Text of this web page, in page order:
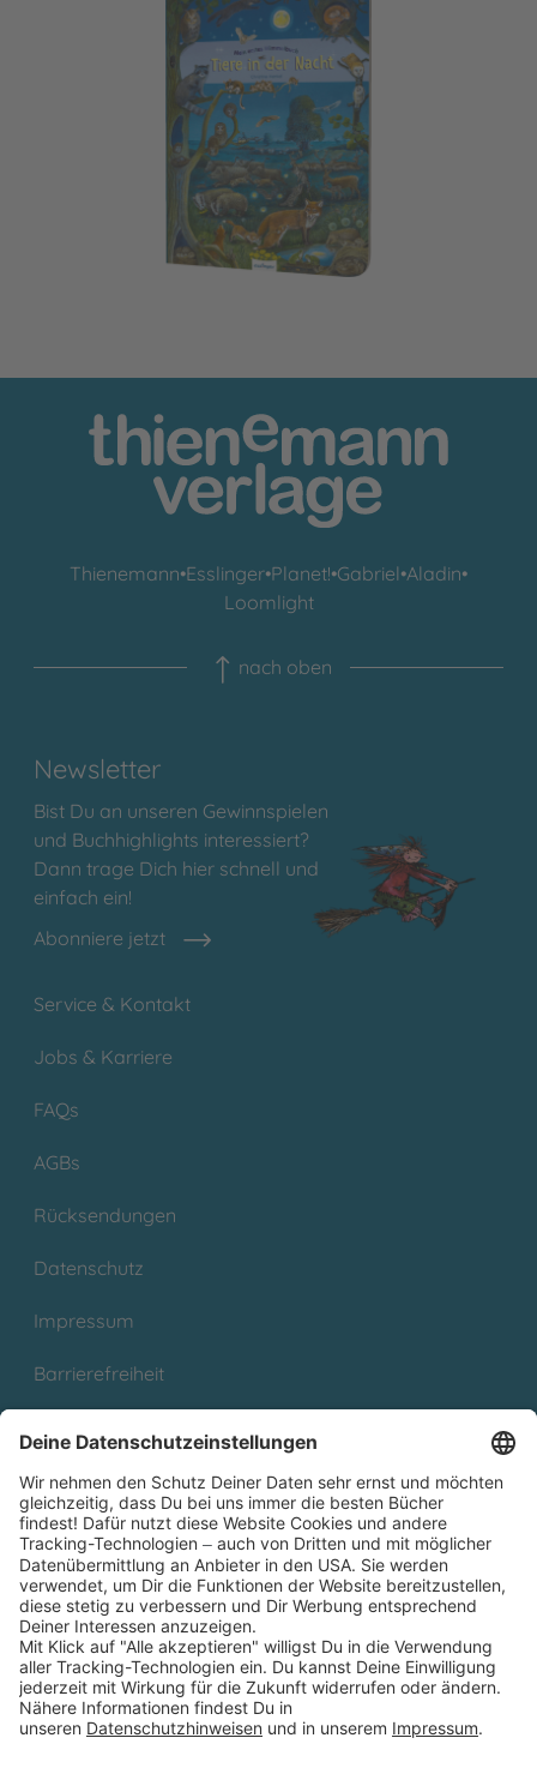
Mein erstes Wimmelbuch: Tiere in der Nacht
Thienemann•Esslinger•Planet!•Gabriel•Aladin•
Loomlight
nach oben
Newsletter
Bist Du an unseren Gewinnspielen
und Buchhighlights interessiert?
Dann trage Dich hier schnell und
einfach ein!
Abonniere jetzt
Service & Kontakt
Jobs & Karriere
FAQs
AGBs
Rücksendungen
Datenschutz
Impressum
Barrierefreiheit
Partnerprogramm (Affiliate)
Folge uns auf
* Versandkostenfrei ab 9,00 € Bestellwert innerhalb
Deutschlands
** Lieferzeit 1-3 Werktage innerhalb Deutschlands